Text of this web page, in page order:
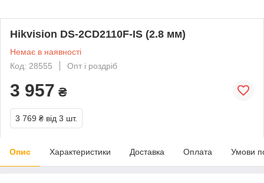
Hikvision DS-2CD2110F-IS (2.8 мм)
Немає в наявності
Код: 28555
Опт і роздріб
3 957 ₴
3 769 ₴ від 3 шт.
Опис Характеристики Доставка Оплата Умови